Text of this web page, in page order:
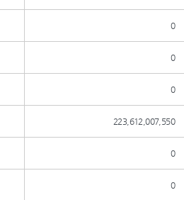
0
0
0
223,612,007,550
0
0